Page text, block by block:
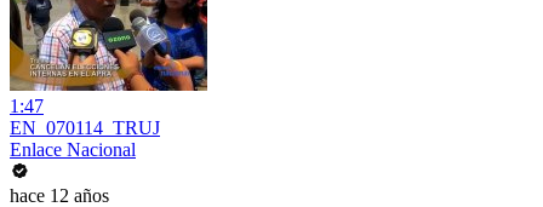
1:47
EN_070114_TRUJ
Enlace Nacional
hace 12 años